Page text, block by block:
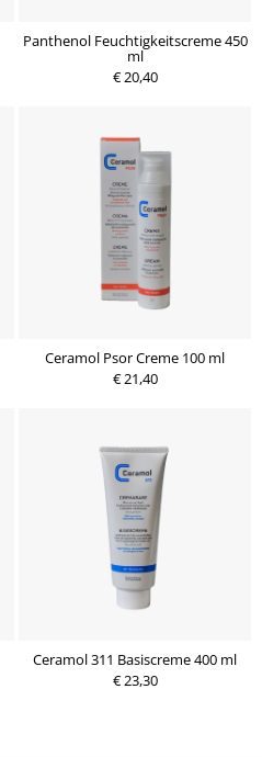
Panthenol Feuchtigkeitscreme 450
ml
€ 20,40
Ceramol Psor Creme 100 ml
€ 21,40
Ceramol 311 Basiscreme 400 ml
€ 23,30